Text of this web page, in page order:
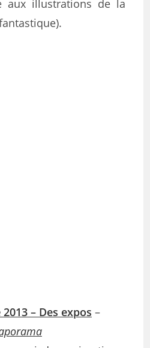
aux illustrations de la
– Des expos –